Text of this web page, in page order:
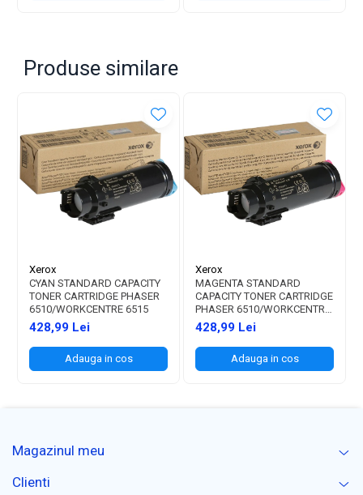
Produse similare
Xerox
CYAN STANDARD CAPACITY
TONER CARTRIDGE PHASER
6510/WORKCENTRE 6515
428,99 Lei
Adauga in cos
Xerox
MAGENTA STANDARD
CAPACITY TONER CARTRIDGE
PHASER 6510/WORKCENTRE
6515
428,99 Lei
Adauga in cos
Magazinul meu
Clienti